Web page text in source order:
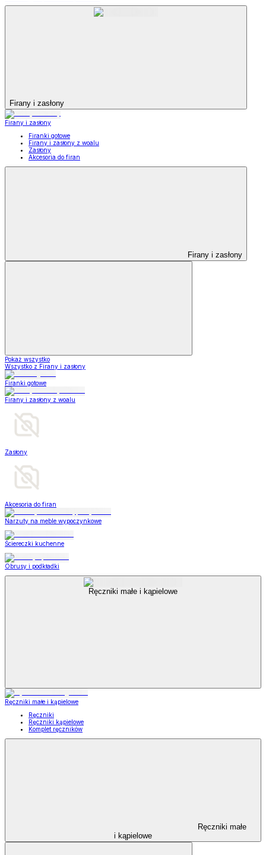
Firany i zasłony
Firany i zasłony
Firanki gotowe
Firany i zasłony z woalu
Zasłony
Akcesoria do firan
Firany i zasłony
Pokaż wszystko
Wszystko z Firany i zasłony
Firanki gotowe
Firany i zasłony z woalu
Zasłony
Akcesoria do firan
Narzuty na meble wypoczynkowe
Ściereczki kuchenne
Obrusy i podkładki
Ręczniki małe i kąpielowe
Ręczniki małe i kąpielowe
Ręczniki
Ręczniki kąpielowe
Komplet ręczników
Ręczniki małe
i kąpielowe